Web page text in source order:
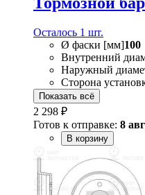
Осталось 1 шт.
Ø фаски [мм]100
Внутренний
Наружный
Сторона
Показать всё
2 298 ₽
Готов к отправке: 8
В корзину